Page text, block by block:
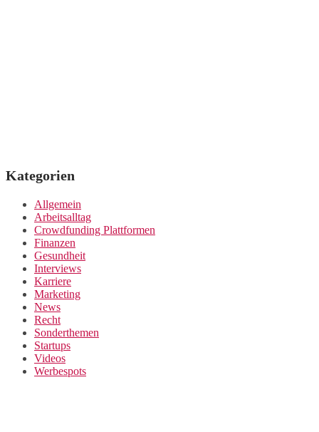
Kategorien
Allgemein
Arbeitsalltag
Crowdfunding Plattformen
Finanzen
Gesundheit
Interviews
Karriere
Marketing
News
Recht
Sonderthemen
Startups
Videos
Werbespots